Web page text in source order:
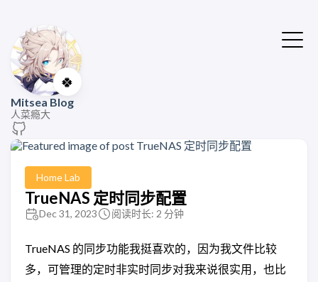
🍀
Mitsea Blog
人菜瘾大
Home Lab
TrueNAS 定时同步配置
Dec 31, 2023 阅读时长: 2 分钟
TrueNAS 的同步功能我挺喜欢的，因为我文件比较
多，可管理的定时非实时同步对我来说很实用，也比